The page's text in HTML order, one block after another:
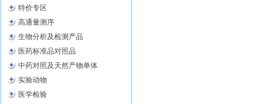
特价专区
高通量测序
生物分析及检测产品
医药标准品对照品
中药对照及天然产物单体
实验动物
医学检验